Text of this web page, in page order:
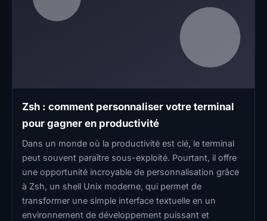
Zsh : comment personnaliser votre terminal
pour gagner en productivité
Dans un monde où la productivité est clé, le terminal
peut souvent paraître sous-exploité. Pourtant, il offre
une opportunité incroyable de personnalisation grâce
à Zsh, un shell Unix moderne, qui permet de
transformer une simple interface textuelle en un
environnement de développement puissant et